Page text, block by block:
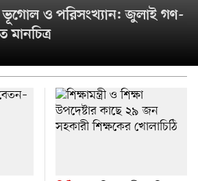
ভূগোল ও পরিসংখ্যান: জুলাই গণ-
মানচিত্র